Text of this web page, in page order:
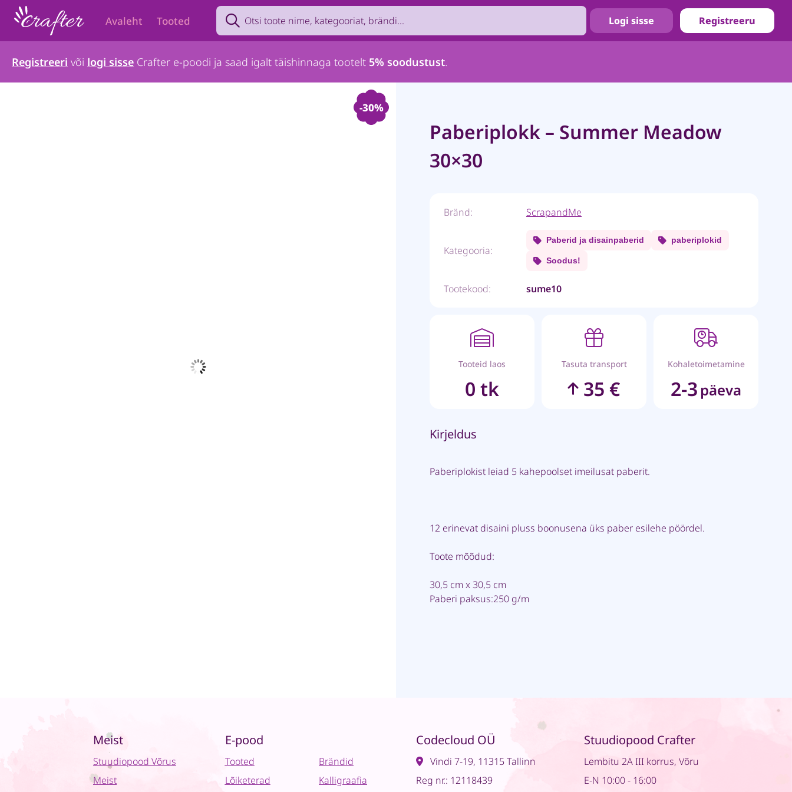
Avaleht Tooted
Search product by name, brand, category...
Logi sisse Registreeru
Registreeri või logi sisse Crafter e-poodi ja saad igalt täishinnaga tootelt 5% soodustust.
-30%
Paberiplokk – Summer Meadow
30×30
Bränd: ScrapandMe
Kategooria:
Paberid ja disainpaberid paberiplokid
Soodus!
Tootekood: sume10
Tooteid laos
0 tk
Tasuta transport
35 €
Kohaletoimetamine
2-3 päeva
Kirjeldus
Paberiplokist leiad 5 kahepoolset imeilusat paberit.
12 erinevat disaini pluss boonusena üks paber esilehe pöördel.
Toote mõõdud:
30,5 cm x 30,5 cm
Paberi paksus:250 g/m
Meist
Stuudiopood Võrus
Meist
E-pood
Tooted
Lõiketerad
Brändid
Kalligraafia
Codecloud OÜ
Vindi 7-19, 11315 Tallinn
Reg nr.: 12118439
Stuudiopood Crafter
Lembitu 2A III korrus, Võru
E-N 10:00 - 16:00